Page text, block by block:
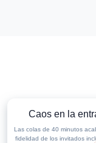
Caos en la
Las colas de 40 minutos
fidelidad de los invitados